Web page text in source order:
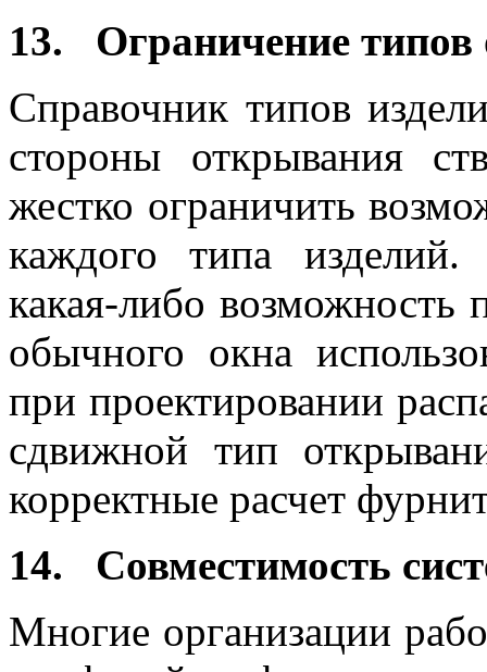
13. Ограничение
Справочник типов
стороны открывания
жестко ограничить
каждого типа
какая-либо
обычного окна
при проектировании
сдвижной тип
корректные расчет
14. Совместимость
Многие организации